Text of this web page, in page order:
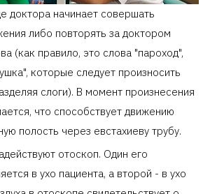
доктора начинает совершать
либо повторять за доктором
(как правило, это слова "пароход",
которые следует произносить
слоги). В момент произнесения
что способствует движению
полость через евстахиеву трубу.
отоскоп. Один его
в ухо пациента, а второй - в ухо